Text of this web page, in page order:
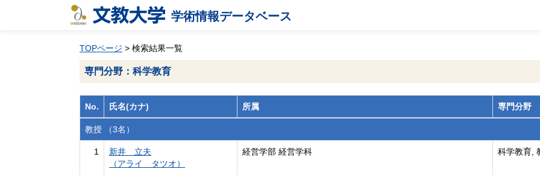
学術情報データベース
TOPページ > 検索結果一覧
専門分野：科学教育
No. 氏名(カナ) 所属 専門分野
教授 （3名）
1
新井 立夫
（アライ タツオ）
経営学部 経営学科 科学教育,